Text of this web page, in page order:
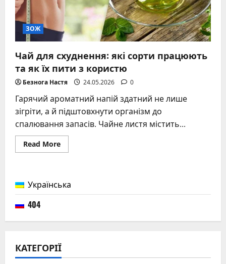
залежить
ЗОЖ
Чай для схуднення: які сорти працюють
та як їх пити з користю
Безнога Настя 24.05.2026 0
Гарячий ароматний напій здатний не лише
зігріти, а й підштовхнути організм до
спалювання запасів. Чайне листя містить...
Read MoreRead
more
які
сорти
їх
користю
Українська
404
КАТЕГОРІЇ